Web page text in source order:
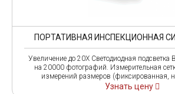
ПОРТАТИВНАЯ ИНСПЕКЦИОННАЯ
Увеличение до 20Х Светодиодная подсветка
на 20000 фотографий. Измерительная
измерений размеров (фиксированная,
Узнать цену